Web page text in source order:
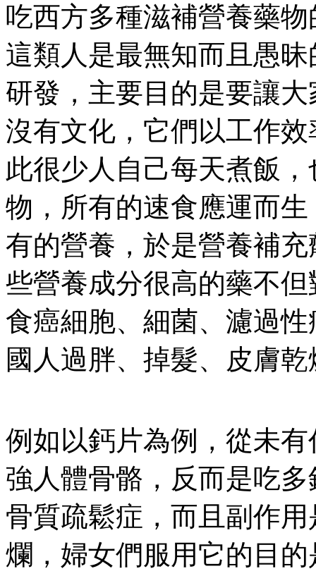
吃西方多種滋補營養藥物
這類人是最無知而且愚
研發，主要目的是要讓
沒有文化，它們以工作
此很少人自己每天煮飯
物，所有的速食應運而
有的營養，於是營養補
些營養成分很高的藥不
食癌細胞、細菌、濾過
國人過胖、掉髮、皮膚乾
例如以鈣片為例，從未
強人體骨骼，反而是吃
骨質疏鬆症，而且副作
爛，婦女們服用它的目